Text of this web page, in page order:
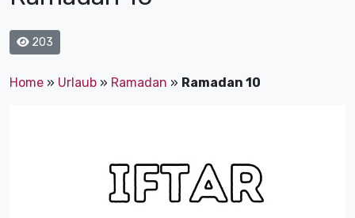
203
Home » Urlaub » Ramadan » Ramadan 10